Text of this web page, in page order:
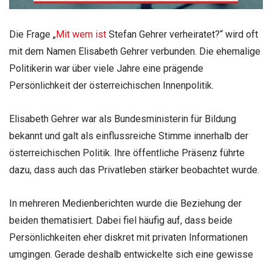
Die Frage „Mit wem ist Stefan Gehrer verheiratet?“ wird oft
mit dem Namen Elisabeth Gehrer verbunden. Die ehemalige
Politikerin war über viele Jahre eine prägende
Persönlichkeit der österreichischen Innenpolitik.
Elisabeth Gehrer war als Bundesministerin für Bildung
bekannt und galt als einflussreiche Stimme innerhalb der
österreichischen Politik. Ihre öffentliche Präsenz führte
dazu, dass auch das Privatleben stärker beobachtet wurde.
In mehreren Medienberichten wurde die Beziehung der
beiden thematisiert. Dabei fiel häufig auf, dass beide
Persönlichkeiten eher diskret mit privaten Informationen
umgingen. Gerade deshalb entwickelte sich eine gewisse